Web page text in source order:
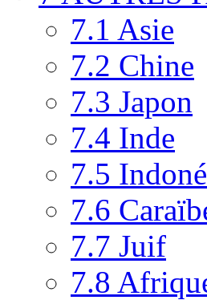
7.1 Asie
7.2 Chine
7.3 Japon
7.4 Inde
7.5
7.6
7.7 Juif
7.8